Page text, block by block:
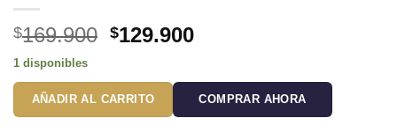
$169.900 El
original
era:
$169.900.
$129.900El
actual
es:
$129.900.
1 disponibles
AÑADIR AL CARRITO COMPRAR AHORA